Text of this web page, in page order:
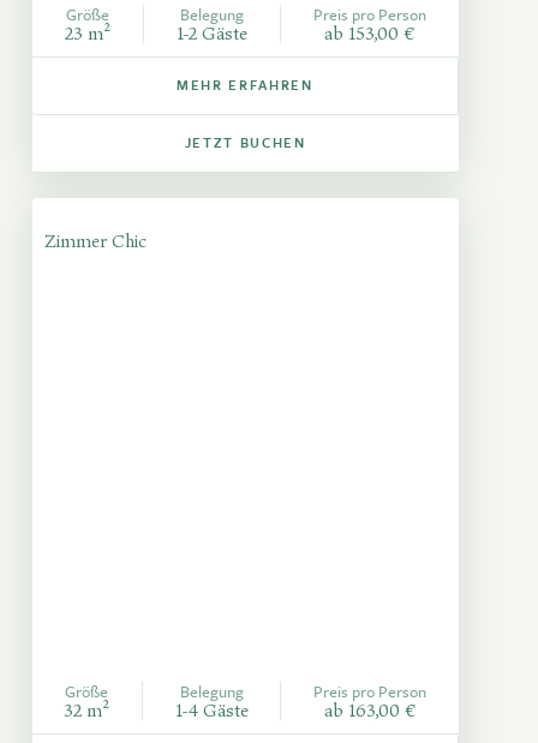
Größe
23 m²
Belegung
1-2 Gäste
Preis pro Person
ab 153,00 €
MEHR ERFAHREN
JETZT BUCHEN
Zimmer Chic
Größe
32 m²
Belegung
1-4 Gäste
Preis pro Person
ab 163,00 €